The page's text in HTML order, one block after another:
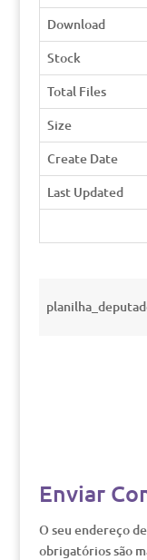
Download
Stock
Total Files
Size
Create Date
Last Updated
Enviar
O seu endereço
obrigatórios são